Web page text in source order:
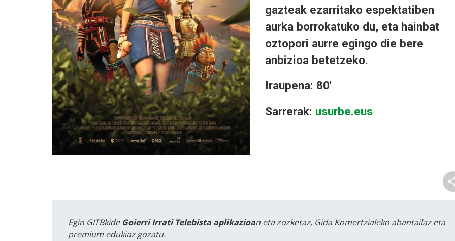
gazteak ezarritako espektatiben
aurka borrokatuko du, eta hainbat
oztopori aurre egingo die bere
anbizioa betetzeko.
Iraupena: 80'
Sarrerak: usurbe.eus
Egin GITBkide Goierri Irrati Telebista aplikazioan eta zozketaz, Gida Komertzialeko abantailaz eta
premium edukiaz gozatu.